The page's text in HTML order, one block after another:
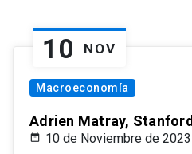
10 NOV
Macroeconomía
Adrien Matray, Stanford
10 de Noviembre de 2023